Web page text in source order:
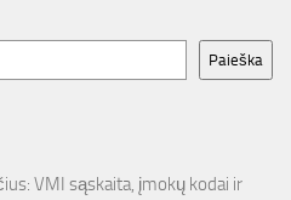
Paieška
VMI sąskaita, įmokų kodai ir